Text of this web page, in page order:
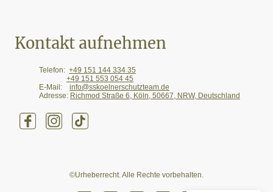
Kontakt aufnehmen
Telefon: +49 151 144 334 35
+49 151 553 054 45
E-Mail: info@sskoelnerschutzteam.de
Adresse: Richmod Straße 6, Köln, 50667, NRW, Deutschland
©Urheberrecht. Alle Rechte vorbehalten.